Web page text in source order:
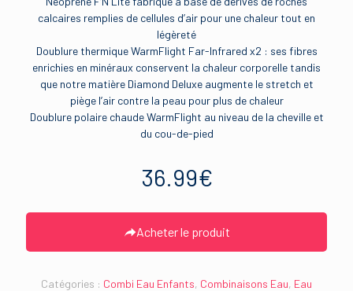
calcaires remplies de cellules d’air pour une chaleur tout en
légèreté
Doublure thermique WarmFlight Far-Infrared x2 : ses fibres
enrichies en minéraux conservent la chaleur corporelle tandis
que notre matière Diamond Deluxe augmente le stretch et
piège l’air contre la peau pour plus de chaleur
Doublure polaire chaude WarmFlight au niveau de la cheville et
du cou-de-pied
36.99€
Acheter le produit
Catégories : Combi Eau Enfants, Combinaisons Eau, Eau